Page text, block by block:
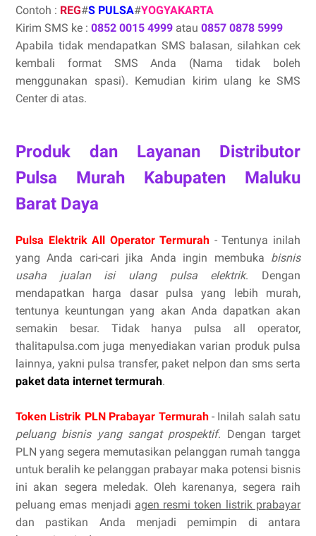
Contoh : REG#S PULSA#YOGYAKARTA
Kirim SMS ke : 0852 0015 4999 atau 0857 0878 5999
Apabila tidak mendapatkan SMS balasan, silahkan cek
kembali format SMS Anda (Nama tidak boleh
menggunakan spasi). Kemudian kirim ulang ke SMS
Center di atas.
Produk dan Layanan Distributor
Pulsa Murah Kabupaten Maluku
Barat Daya
Pulsa Elektrik All Operator Termurah - Tentunya inilah
yang Anda cari-cari jika Anda ingin membuka bisnis
usaha jualan isi ulang pulsa elektrik. Dengan
mendapatkan harga dasar pulsa yang lebih murah,
tentunya keuntungan yang akan Anda dapatkan akan
semakin besar. Tidak hanya pulsa all operator,
thalitapulsa.com juga menyediakan varian produk pulsa
lainnya, yakni pulsa transfer, paket nelpon dan sms serta
paket data internet termurah.
Token Listrik PLN Prabayar Termurah- Inilah salah satu
peluang bisnis yang sangat prospektif. Dengan target
PLN yang segera memutasikan pelanggan rumah tangga
untuk beralih ke pelanggan prabayar maka potensi bisnis
ini akan segera meledak. Oleh karenanya, segera raih
peluang emas menjadi agen resmi token listrik prabayar
dan pastikan Anda menjadi pemimpin di antara